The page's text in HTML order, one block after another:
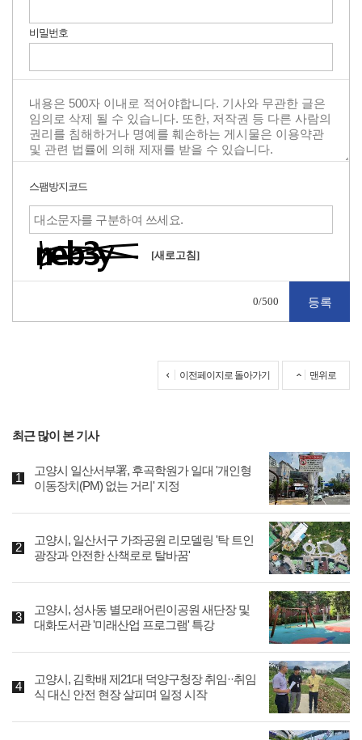
비밀번호
스팸방지코드
[새로고침]
0/500
이전페이지로 돌아가기 맨위로
최근 많이 본 기사
고양시 일산서부署, 후곡학원가 일대 '개인형
이동장치(PM) 없는 거리' 지정
고양시, 일산서구 가좌공원 리모델링 '탁 트인
광장과 안전한 산책로로 탈바꿈'
고양시, 성사동 별모래어린이공원 새단장 및
대화도서관 '미래산업 프로그램' 특강
고양시, 김학배 제21대 덕양구청장 취임··취임
식 대신 안전 현장 살피며 일정 시작